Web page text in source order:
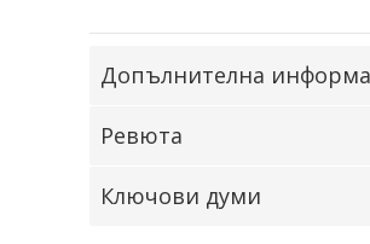
Допълнителна
Ревюта
Ключови думи